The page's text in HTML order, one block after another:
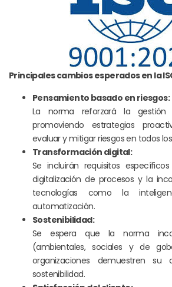
Principales cambios esperados en la
Pensamiento basado en riesgos:
La norma reforzará la gestión
promoviendo estrategias
evaluar y mitigar riesgos en todos
Transformación digital:
Se incluirán requisitos
digitalización de procesos y la
tecnologías como la
automatización.
Sostenibilidad:
Se espera que la norma
(ambientales, sociales y de
organizaciones demuestren
sostenibilidad.